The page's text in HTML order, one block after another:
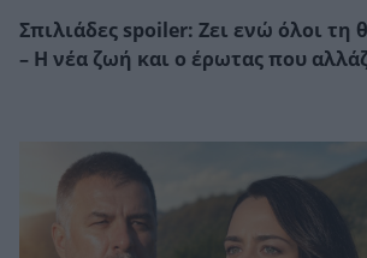
Σπιλιάδες spoiler: Ζει ενώ όλοι τη
– Η νέα ζωή και ο έρωτας που